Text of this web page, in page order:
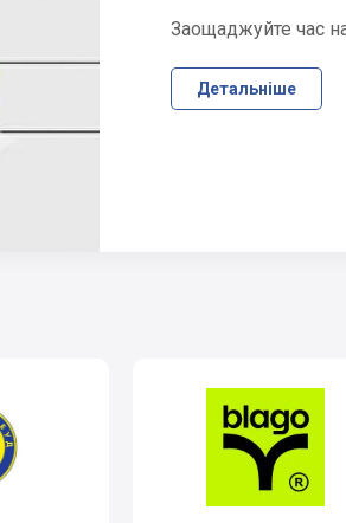
Заощаджуйте час
Детальніше